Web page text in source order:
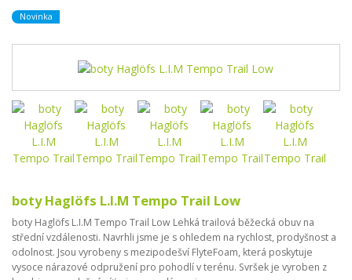
Novinka
boty Haglöfs L.I.M Tempo Trail Low
boty Haglöfs L.I.M Tempo Trail Low Lehká trailová běžecká obuv na
střední vzdálenosti. Navrhli jsme je s ohledem na rychlost, prodyšnost a
odolnost. Jsou vyrobeny s mezipodešví FlyteFoam, která poskytuje
vysoce nárazové odpružení pro pohodlí v terénu. Svršek je vyroben z